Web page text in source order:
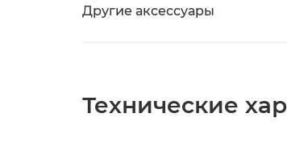
Другие аксессуары
Технические